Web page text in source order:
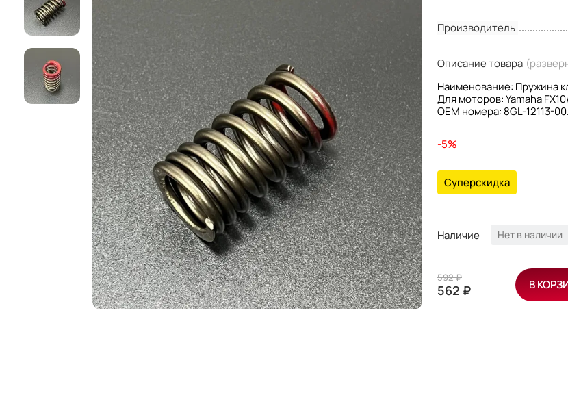
Производитель
Описание товара
Наименование: Пружина
Для моторов: Yamaha
OEM номера: 8GL-12113-00
-5%
Суперскидка
Наличие Нет в наличии
592 ₽
562 ₽ В